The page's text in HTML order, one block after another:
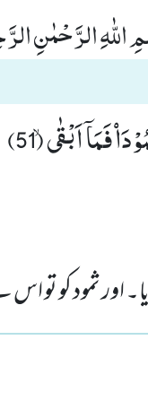
اللّٰهِ الرَّحْمٰنِ
اور ثمود کو تو